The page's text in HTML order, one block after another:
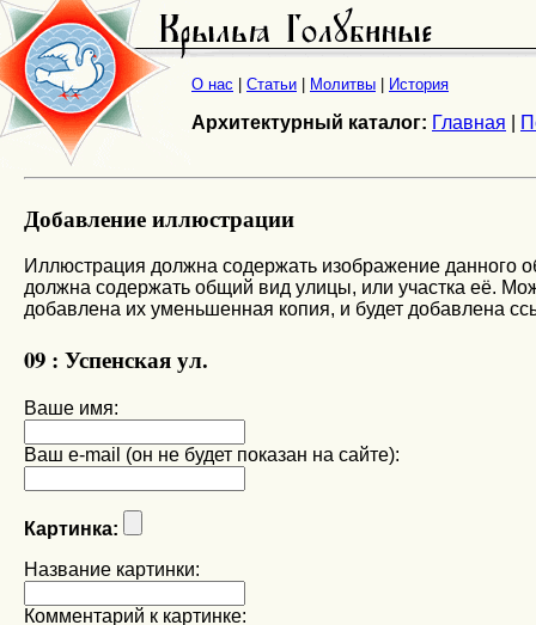
О нас Статьи Молитвы История
Архитектурный каталог: Главная
Добавление иллюстрации
Иллюстрация должна содержать изображение данного
должна содержать общий вид улицы, или участка её.
добавлена их уменьшенная копия, и будет добавлена
09 : Успенская ул.
Ваше имя:
Ваш e-mail (он не будет показан на сайте):
Картинка:
Название картинки:
Комментарий к картинке: